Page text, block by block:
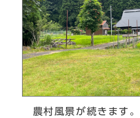
農村風景が続きます。